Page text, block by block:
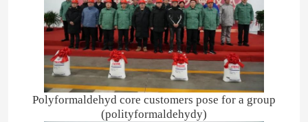
Polyformaldehyd core customers pose for a group
(polityformaldehydy)